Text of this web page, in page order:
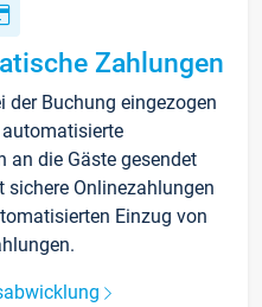
Zahlungen
der Buchung eingezogen
die Gäste gesendet
sichere Onlinezahlungen
Einzug von